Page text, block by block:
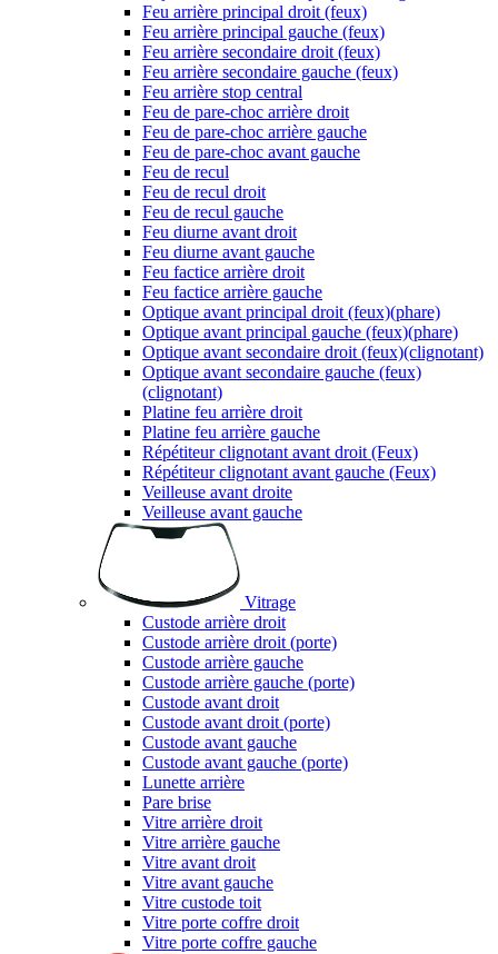
Feu arrière principal droit (feux)
Feu arrière principal gauche (feux)
Feu arrière secondaire droit (feux)
Feu arrière secondaire gauche (feux)
Feu arrière stop central
Feu de pare-choc arrière droit
Feu de pare-choc arrière gauche
Feu de pare-choc avant gauche
Feu de recul
Feu de recul droit
Feu de recul gauche
Feu diurne avant droit
Feu diurne avant gauche
Feu factice arrière droit
Feu factice arrière gauche
Optique avant principal droit (feux)(phare)
Optique avant principal gauche (feux)(phare)
Optique avant secondaire droit (feux)(clignotant)
Optique avant secondaire gauche (feux)
(clignotant)
Platine feu arrière droit
Platine feu arrière gauche
Répétiteur clignotant avant droit (Feux)
Répétiteur clignotant avant gauche (Feux)
Veilleuse avant droite
Veilleuse avant gauche
Vitrage
Custode arrière droit
Custode arrière droit (porte)
Custode arrière gauche
Custode arrière gauche (porte)
Custode avant droit
Custode avant droit (porte)
Custode avant gauche
Custode avant gauche (porte)
Lunette arrière
Pare brise
Vitre arrière droit
Vitre arrière gauche
Vitre avant droit
Vitre avant gauche
Vitre custode toit
Vitre porte coffre droit
Vitre porte coffre gauche